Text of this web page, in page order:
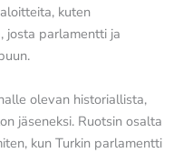
kuten
josta parlamentti ja
olevan historiallista,
jäseneksi. Ruotsin osalta
kun Turkin parlamentti